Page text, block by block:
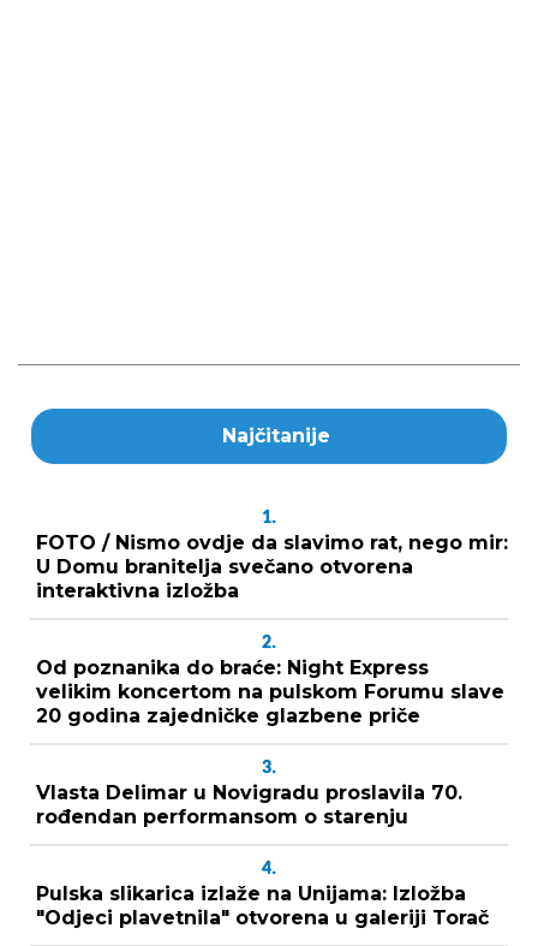
Najčitanije
1.
FOTO / Nismo ovdje da slavimo rat, nego mir:
U Domu branitelja svečano otvorena
interaktivna izložba
2.
Od poznanika do braće: Night Express
velikim koncertom na pulskom Forumu slave
20 godina zajedničke glazbene priče
3.
Vlasta Delimar u Novigradu proslavila 70.
rođendan performansom o starenju
4.
Pulska slikarica izlaže na Unijama: Izložba
"Odjeci plavetnila" otvorena u galeriji Torač